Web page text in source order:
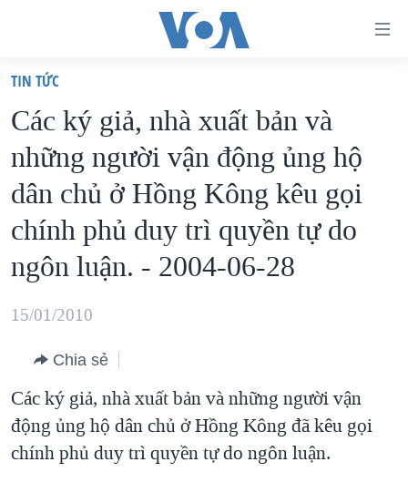
truy
cập
Tới
nội
dung
chính
Tới
hướng
chính
tới
"Tìm"
VIỆT NAM
HOA KỲ
BIỂN ĐÔNG
THẾ GIỚI
BLOG
MỤC
TỰ DO BÁO CHÍ
VẠCH TRẦN TIN GIẢ
NGƯỜI VIỆT HẢI NGOẠI
ĐỜI SỐNG
CHUYÊN ĐỀ
CHIẾN TRANH THƯƠNG MẠI CỦA MỸ: QUÁ KHỨ VÀ HIỆN
TẠI
HÀNH TRÌNH BẦU CỬ 2024
HỌC TIẾNG ANH
VIDEO
NGHE
TIN TỨC
Các ký giả, nhà xuất bản và
những người vận động ủng hộ
dân chủ ở Hồng Kông kêu gọi
chính phủ duy trì quyền tự do
ngôn luận. - 2004-06-28
15/01/2010
Chia sẻ
Các ký giả, nhà xuất bản và những người vận
động ủng hộ dân chủ ở Hồng Kông đã kêu gọi
chính phủ duy trì quyền tự do ngôn luận.